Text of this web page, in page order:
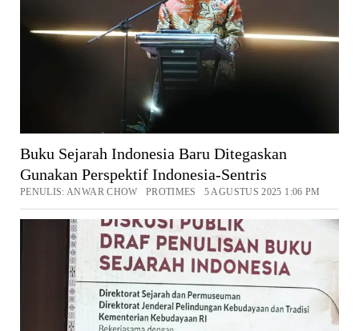
Buku Sejarah Indonesia Baru Ditegaskan
Gunakan Perspektif Indonesia-Sentris
PENULIS: ANWAR CHOW PROTIMES 5 AGUSTUS 2025 1:06 PM